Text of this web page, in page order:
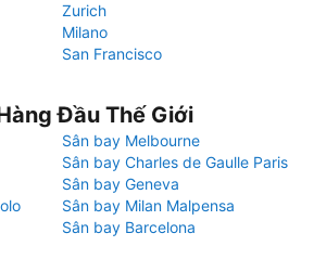
Zurich
Milano
San Francisco
Đầu Thế Giới
Sân bay Melbourne
Sân bay Charles de Gaulle Paris
Sân bay Geneva
Sân bay Milan Malpensa
Sân bay Barcelona